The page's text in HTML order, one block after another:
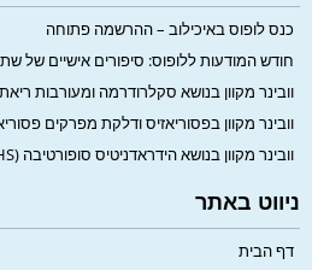
כנס לופוס באיכילוב – ההרשמה פתוחה
חודש המודעות ללופוס: סיפורים אישיים של
וובינר מקוון בנושא סקלרודרמה ומעורבות
וובינר מקוון בפסוריאזיס ודלקת מפרקים
וובינר מקוון בנושא הידראדניטיס סופורטיבה (HS)
ניווט באתר
דף הבית